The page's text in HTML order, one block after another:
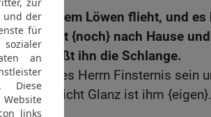
vor dem Löwen flieht, und es
er kommt {noch} nach Hause
da beißt ihn die Schlange.
Tag des Herrn Finsternis sein
und nicht Glanz ist ihm {eigen}.